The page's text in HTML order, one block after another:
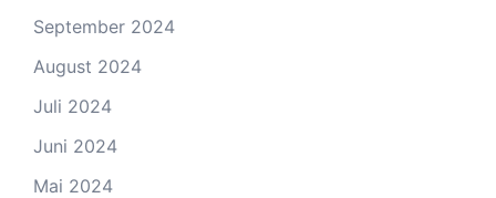
September 2024
August 2024
Juli 2024
Juni 2024
Mai 2024